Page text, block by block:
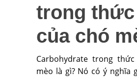
trong thức
của chó
Carbohydrate trong
mèo là gì? Nó có ý nghĩa